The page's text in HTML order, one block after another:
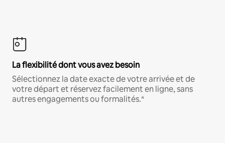
La flexibilité dont vous avez besoin
Sélectionnez la date exacte de votre arrivée et de
votre départ et réservez facilement en ligne, sans
autres engagements ou formalités.*